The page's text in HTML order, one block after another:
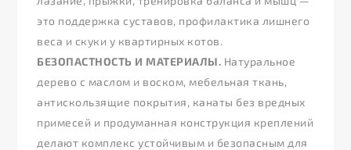
это поддержка суставов, профилактика лишнего
веса и скуки у квартирных котов.
БЕЗОПАСТНОСТЬ И МАТЕРИАЛЫ. Натуральное
дерево с маслом и воском, мебельная ткань,
антискользящие покрытия, канаты без вредных
примесей и продуманная конструкция креплений
делают комплекс устойчивым и безопасным для